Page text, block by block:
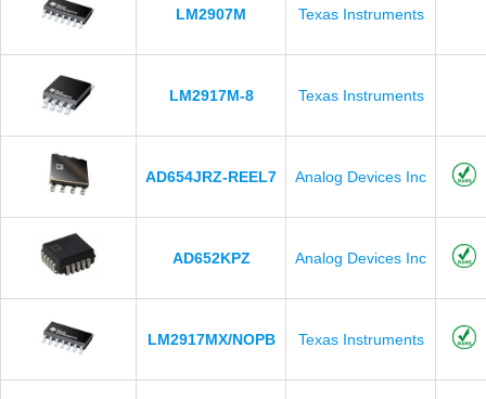
LM2907M Texas Instruments
LM2917M-8 Texas Instruments
AD654JRZ-REEL7 Analog Devices Inc
AD652KPZ Analog Devices Inc
LM2917MX/NOPB Texas Instruments